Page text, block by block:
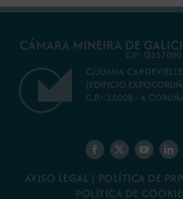
AVISO LEGAL | POLÍTICA DE
POLÍTICA DE